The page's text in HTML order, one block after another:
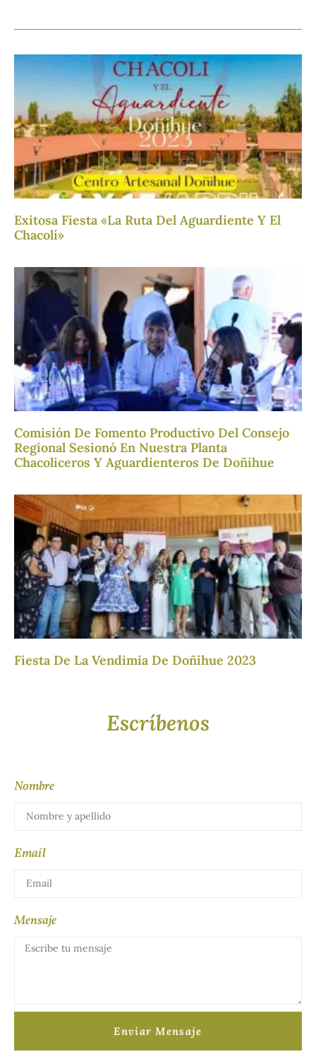
Exitosa Fiesta «La Ruta Del Aguardiente Y El
Chacolí»
Comisión De Fomento Productivo Del Consejo
Regional Sesionó En Nuestra Planta
Chacoliceros Y Aguardienteros De Doñihue
Fiesta De La Vendimia De Doñihue 2023
Escríbenos
Nombre
Email
Mensaje
Enviar Mensaje